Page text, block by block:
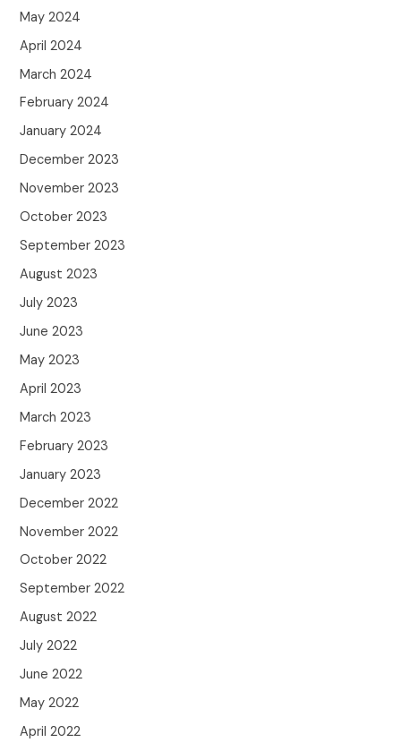
May 2024
April 2024
March 2024
February 2024
January 2024
December 2023
November 2023
October 2023
September 2023
August 2023
July 2023
June 2023
May 2023
April 2023
March 2023
February 2023
January 2023
December 2022
November 2022
October 2022
September 2022
August 2022
July 2022
June 2022
May 2022
April 2022